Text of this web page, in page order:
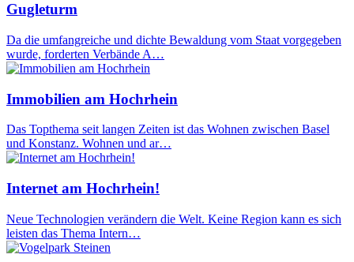
Gugleturm
Da die umfangreiche und dichte Bewaldung vom Staat vorgegeben
wurde, forderten Verbände A…
Immobilien am Hochrhein
Das Topthema seit langen Zeiten ist das Wohnen zwischen Basel
und Konstanz. Wohnen und ar…
Internet am Hochrhein!
Neue Technologien verändern die Welt. Keine Region kann es sich
leisten das Thema Intern…